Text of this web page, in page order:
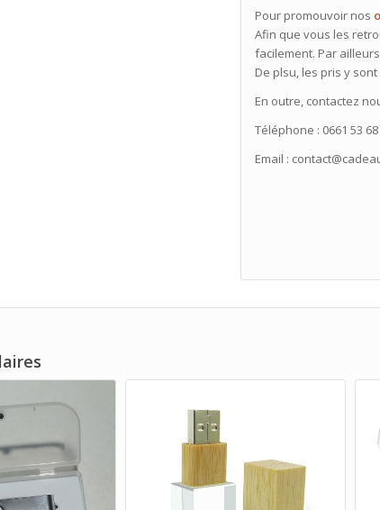
Pour promouvoir nos
Afin que vous les
facilement. Par
De plsu, les pris y
En outre, contactez
Téléphone : 0661 53
Email :